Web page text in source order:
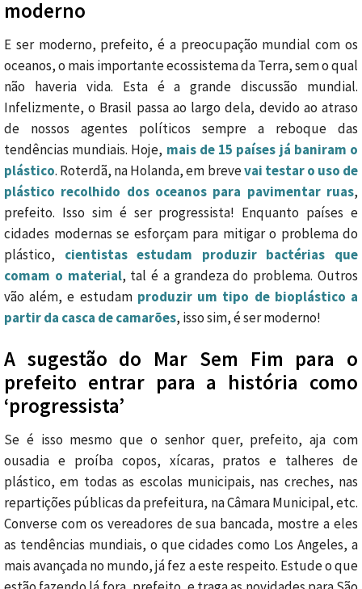
moderno
E ser moderno, prefeito, é a preocupação mundial com os
oceanos, o mais importante ecossistema da Terra, sem o qual
não haveria vida. Esta é a grande discussão mundial.
Infelizmente, o Brasil passa ao largo dela, devido ao atraso
de nossos agentes políticos sempre a reboque das
tendências mundiais. Hoje, mais de 15 países já baniram o
plástico. Roterdã, na Holanda, em brevevai testar o uso de
plástico recolhido dos oceanos para pavimentar ruas,
prefeito. Isso sim é ser progressista! Enquanto países e
cidades modernas se esforçam para mitigar o problema do
plástico, cientistas estudam produzir bactérias que
comam o material, tal é a grandeza do problema. Outros
vão além, e estudam produzir um tipo de bioplástico a
partir da casca de camarões, isso sim, é ser moderno!
A sugestão do Mar Sem Fim para o
prefeito entrar para a história como
‘progressista’
Se é isso mesmo que o senhor quer, prefeito, aja com
ousadia e proíba copos, xícaras, pratos e talheres de
plástico, em todas as escolas municipais, nas creches, nas
repartições públicas da prefeitura, na Câmara Municipal, etc.
Converse com os vereadores de sua bancada, mostre a eles
as tendências mundiais, o que cidades como Los Angeles, a
mais avançada no mundo, já fez a este respeito. Estude o que